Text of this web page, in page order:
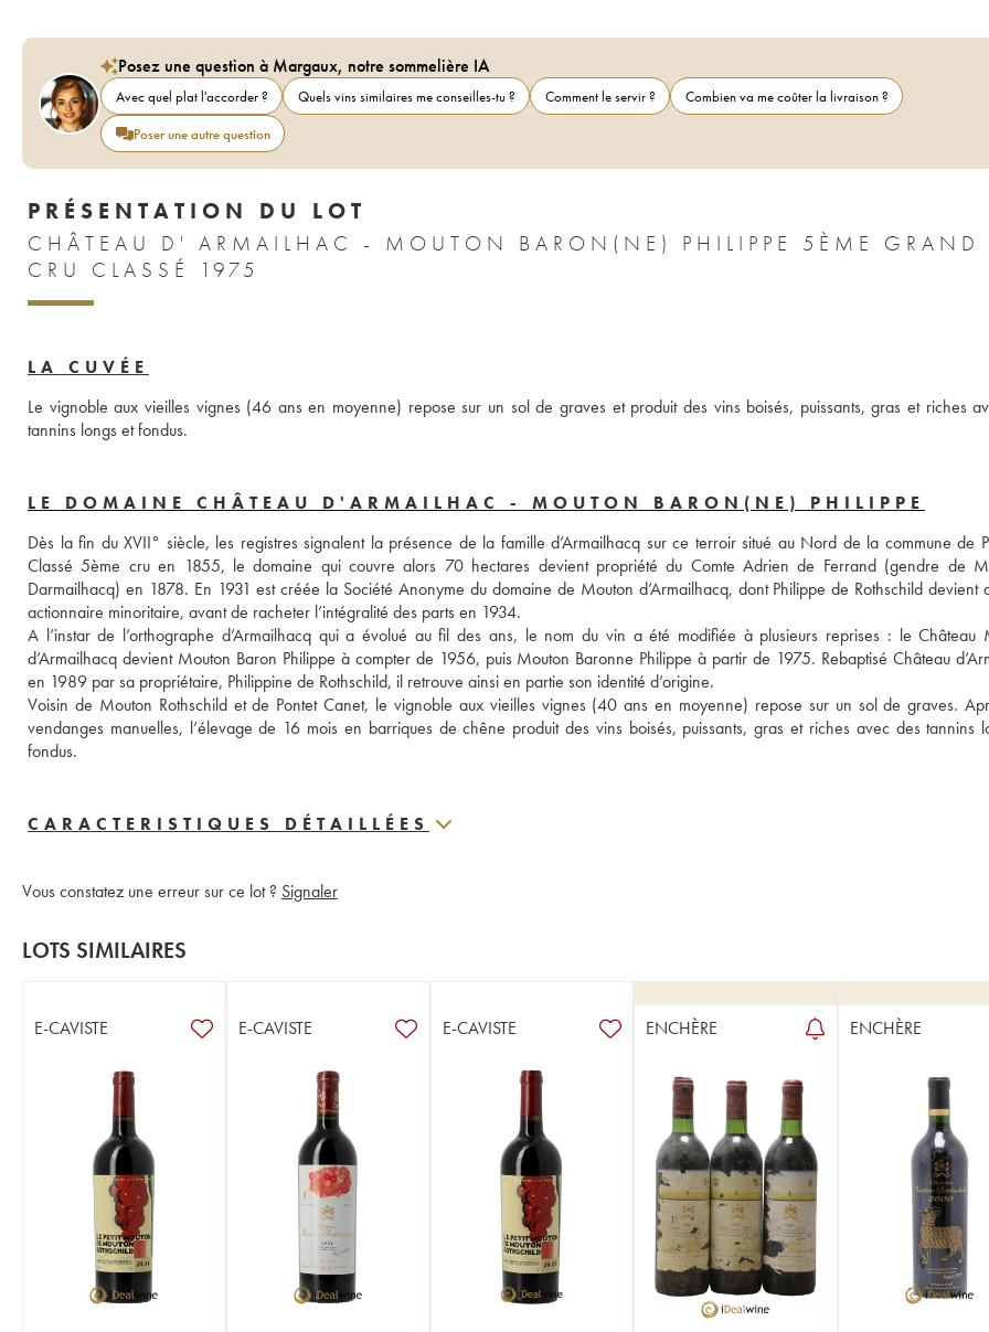
Posez une question à Margaux, notre sommelière IA
Avec quel plat l'accorder ? Quels vins similaires me conseilles-tu ? Comment le servir ?
Combien va me coûter la livraison ?
Poser une autre question
PRÉSENTATION DU LOT
CHÂTEAU D' ARMAILHAC - MOUTON BARON(NE) PHILIPPE 5ÈME GRAND
CRU CLASSÉ 1975
LA CUVÉE
Le vignoble aux vieilles vignes (46 ans en moyenne) repose sur un sol de graves et produit des vins boisés, puissants, gras et riches
tannins longs et fondus.
LE DOMAINE CHÂTEAU D'ARMAILHAC - MOUTON BARON(NE) PHILIPPE
Dès la fin du XVII° siècle, les registres signalent la présence de la famille d’Armailhacq sur ce terroir situé au Nord de la commune de
Classé 5ème cru en 1855, le domaine qui couvre alors 70 hectares devient propriété du Comte Adrien de Ferrand (gendre de
Darmailhacq) en 1878. En 1931 est créée la Société Anonyme du domaine de Mouton d’Armailhacq, dont Philippe de Rothschild devient
actionnaire minoritaire, avant de racheter l’intégralité des parts en 1934.
A l’instar de l’orthographe d’Armailhacq qui a évolué au fil des ans, le nom du vin a été modifiée à plusieurs reprises : le Château
d’Armailhacq devient Mouton Baron Philippe à compter de 1956, puis Mouton Baronne Philippe à partir de 1975. Rebaptisé Château
en 1989 par sa propriétaire, Philippine de Rothschild, il retrouve ainsi en partie son identité d’origine.
Voisin de Mouton Rothschild et de Pontet Canet, le vignoble aux vieilles vignes (40 ans en moyenne) repose sur un sol de graves.
vendanges manuelles, l’élevage de 16 mois en barriques de chêne produit des vins boisés, puissants, gras et riches avec des tannins
fondus.
CARACTERISTIQUES DÉTAILLÉES
Vous constatez une erreur sur ce lot ? Signaler
LOTS SIMILAIRES
E-CAVISTE E-CAVISTE E-CAVISTE ENCHÈRE ENCHÈRE